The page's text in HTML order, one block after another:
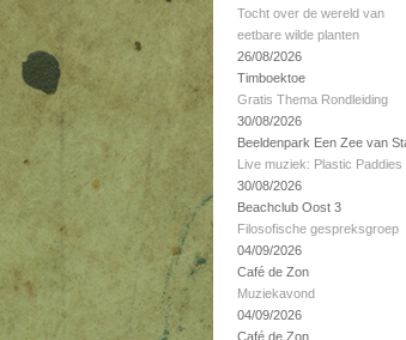
Tocht over de wereld van
eetbare wilde planten
26/08/2026
Timboektoe
Gratis Thema Rondleiding
30/08/2026
Beeldenpark Een Zee van
Live muziek: Plastic Paddies
30/08/2026
Beachclub Oost 3
Filosofische gespreksgroep
04/09/2026
Café de Zon
Muziekavond
04/09/2026
Café de Zon